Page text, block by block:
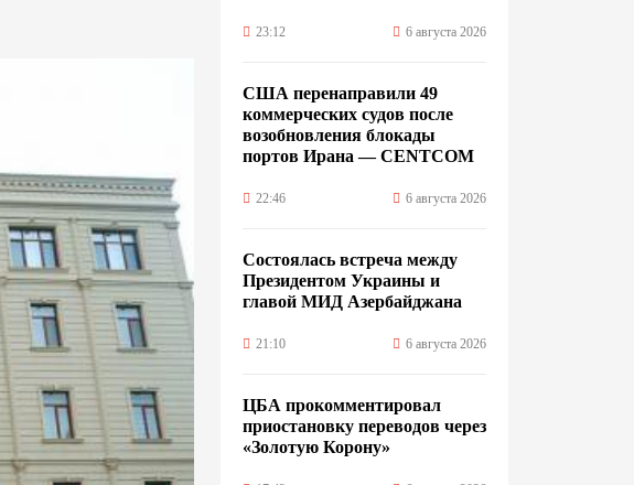
23:12 6 августа 2026
США перенаправили 49
коммерческих судов после
возобновления блокады
портов Ирана — CENTCOM
22:46 6 августа 2026
Состоялась встреча между
Президентом Украины и
главой МИД Азербайджана
21:10 6 августа 2026
ЦБА прокомментировал
приостановку переводов через
«Золотую Корону»